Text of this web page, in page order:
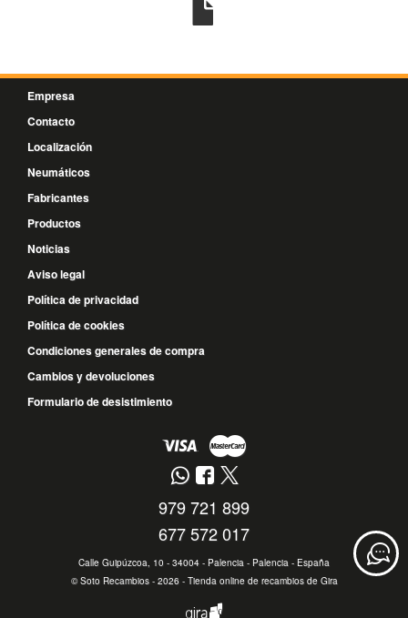
Empresa
Contacto
Localización
Neumáticos
Fabricantes
Productos
Noticias
Aviso legal
Política de privacidad
Política de cookies
Condiciones generales de compra
Cambios y devoluciones
Formulario de desistimiento
979 721 899
677 572 017
Calle Guipúzcoa, 10 - 34004 - Palencia - Palencia - España
©Soto Recambios- 2026 - Tienda online de recambios de Gira